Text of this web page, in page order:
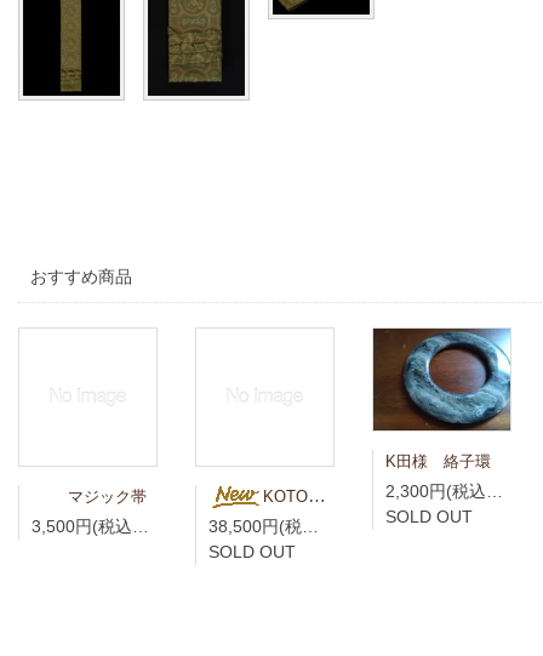
おすすめ商品
マジック帯 KOTO様専用 青藍（せいらん）真言宗折五条 竹編柄 無紋
SOLD OUT
K田様 絡子環
2,300円(税込2,530円)
SOLD OUT